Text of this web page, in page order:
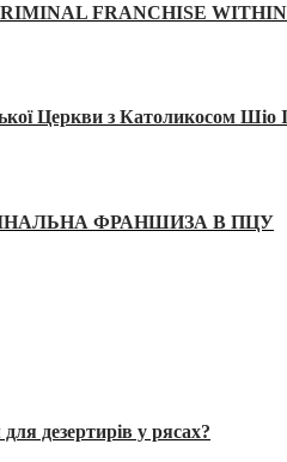
FRANCHISE
Церкви з Католикосом Шіо
ФРАНШИЗА В ПЦУ
дезертирів у рясах?